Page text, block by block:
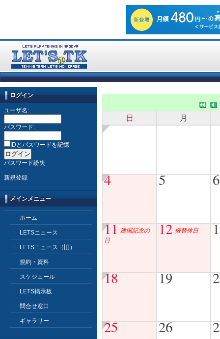
ログイン
ユーザ名:
パスワード:
IDとパスワードを記憶
パスワード紛失
新規登録
メインメニュー
ホーム
LETSニュース
LETSニュース（旧）
規約・資料
スケジュール
LETS掲示板
問合せ窓口
ギャラリー
日 月
4 5 6
11 建国記念の
日
12 振替休日
18 19
25 26